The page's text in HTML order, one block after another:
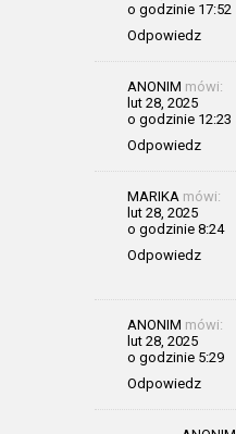
o godzinie 17:52
Odpowiedz
ANONIM mówi:
lut 28, 2025
o godzinie 12:23
Odpowiedz
MARIKA mówi:
lut 28, 2025
o godzinie 8:24
Odpowiedz
ANONIM mówi:
lut 28, 2025
o godzinie 5:29
Odpowiedz